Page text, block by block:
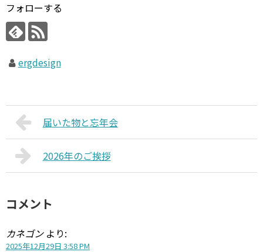
フォローする
ergdesign
届いた物と忘年会
2026年のご挨拶
コメント
カネゴン より:
2025年12月29日 3:58 PM